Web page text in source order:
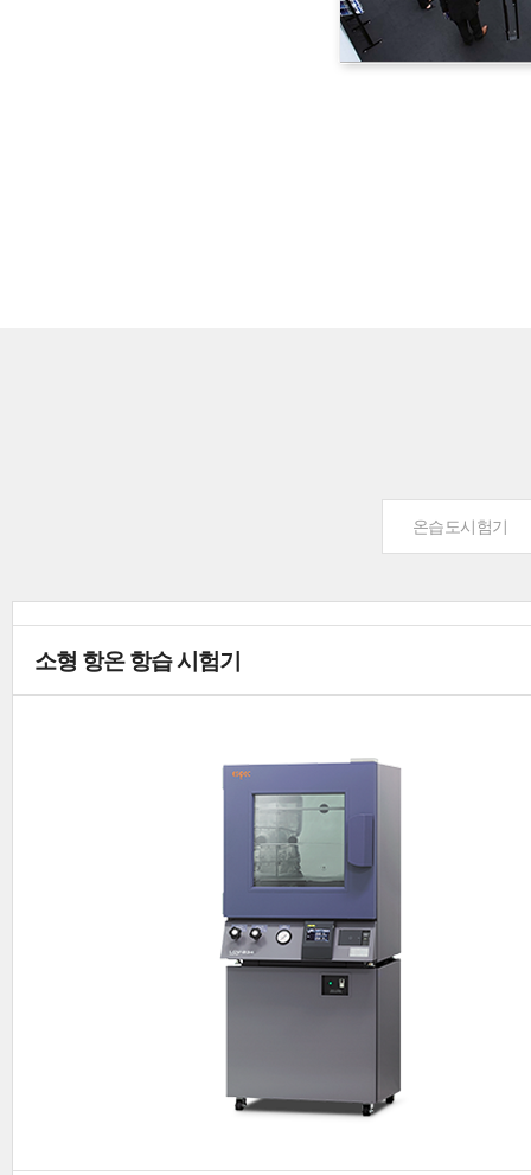
온습도시험기
소형 항온 항습 시험기